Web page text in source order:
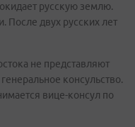
русскую землю.
После двух русских лет
не представляют
консульство.
вице-консул по